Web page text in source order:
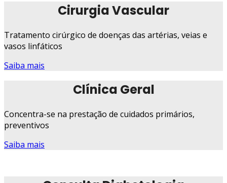
Cirurgia Vascular
Tratamento cirúrgico de doenças das artérias, veias e
vasos linfáticos
Saiba mais
Clínica Geral
Concentra-se na prestação de cuidados primários,
preventivos
Saiba mais